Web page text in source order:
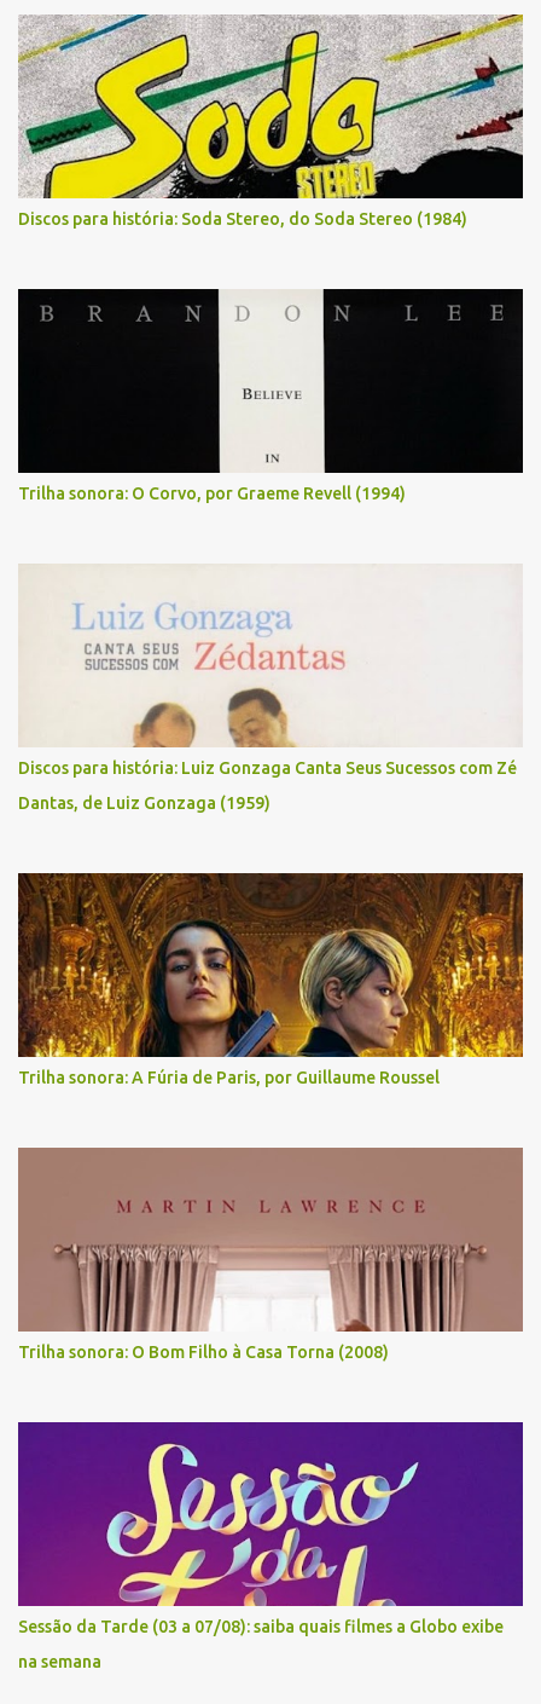
Discos para história: Soda Stereo, do Soda Stereo (1984)
Trilha sonora: O Corvo, por Graeme Revell (1994)
Discos para história: Luiz Gonzaga Canta Seus Sucessos com Zé
Dantas, de Luiz Gonzaga (1959)
Trilha sonora: A Fúria de Paris, por Guillaume Roussel
Trilha sonora: O Bom Filho à Casa Torna (2008)
Sessão da Tarde (03 a 07/08): saiba quais filmes a Globo exibe
na semana